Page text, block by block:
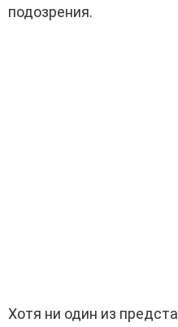
подозрения.
Хотя ни один из